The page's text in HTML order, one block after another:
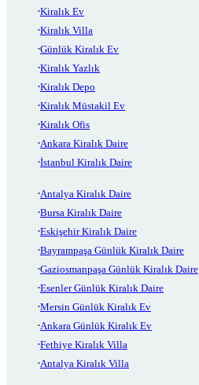
Kiralık Ev
Kiralık Villa
Günlük Kiralık Ev
Kiralık Yazlık
Kiralık Depo
Kiralık Müstakil Ev
Kiralık Ofis
Ankara Kiralık Daire
İstanbul Kiralık Daire
Antalya Kiralık Daire
Bursa Kiralık Daire
Eskişehir Kiralık Daire
Bayrampaşa Günlük Kiralık Daire
Gaziosmanpaşa Günlük Kiralık Daire
Esenler Günlük Kiralık Daire
Mersin Günlük Kiralık Ev
Ankara Günlük Kiralık Ev
Fethiye Kiralık Villa
Antalya Kiralık Villa